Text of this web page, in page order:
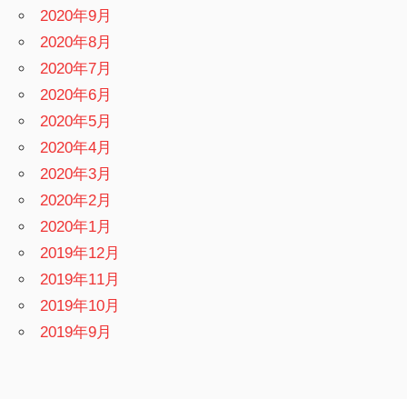
2020年9月
2020年8月
2020年7月
2020年6月
2020年5月
2020年4月
2020年3月
2020年2月
2020年1月
2019年12月
2019年11月
2019年10月
2019年9月